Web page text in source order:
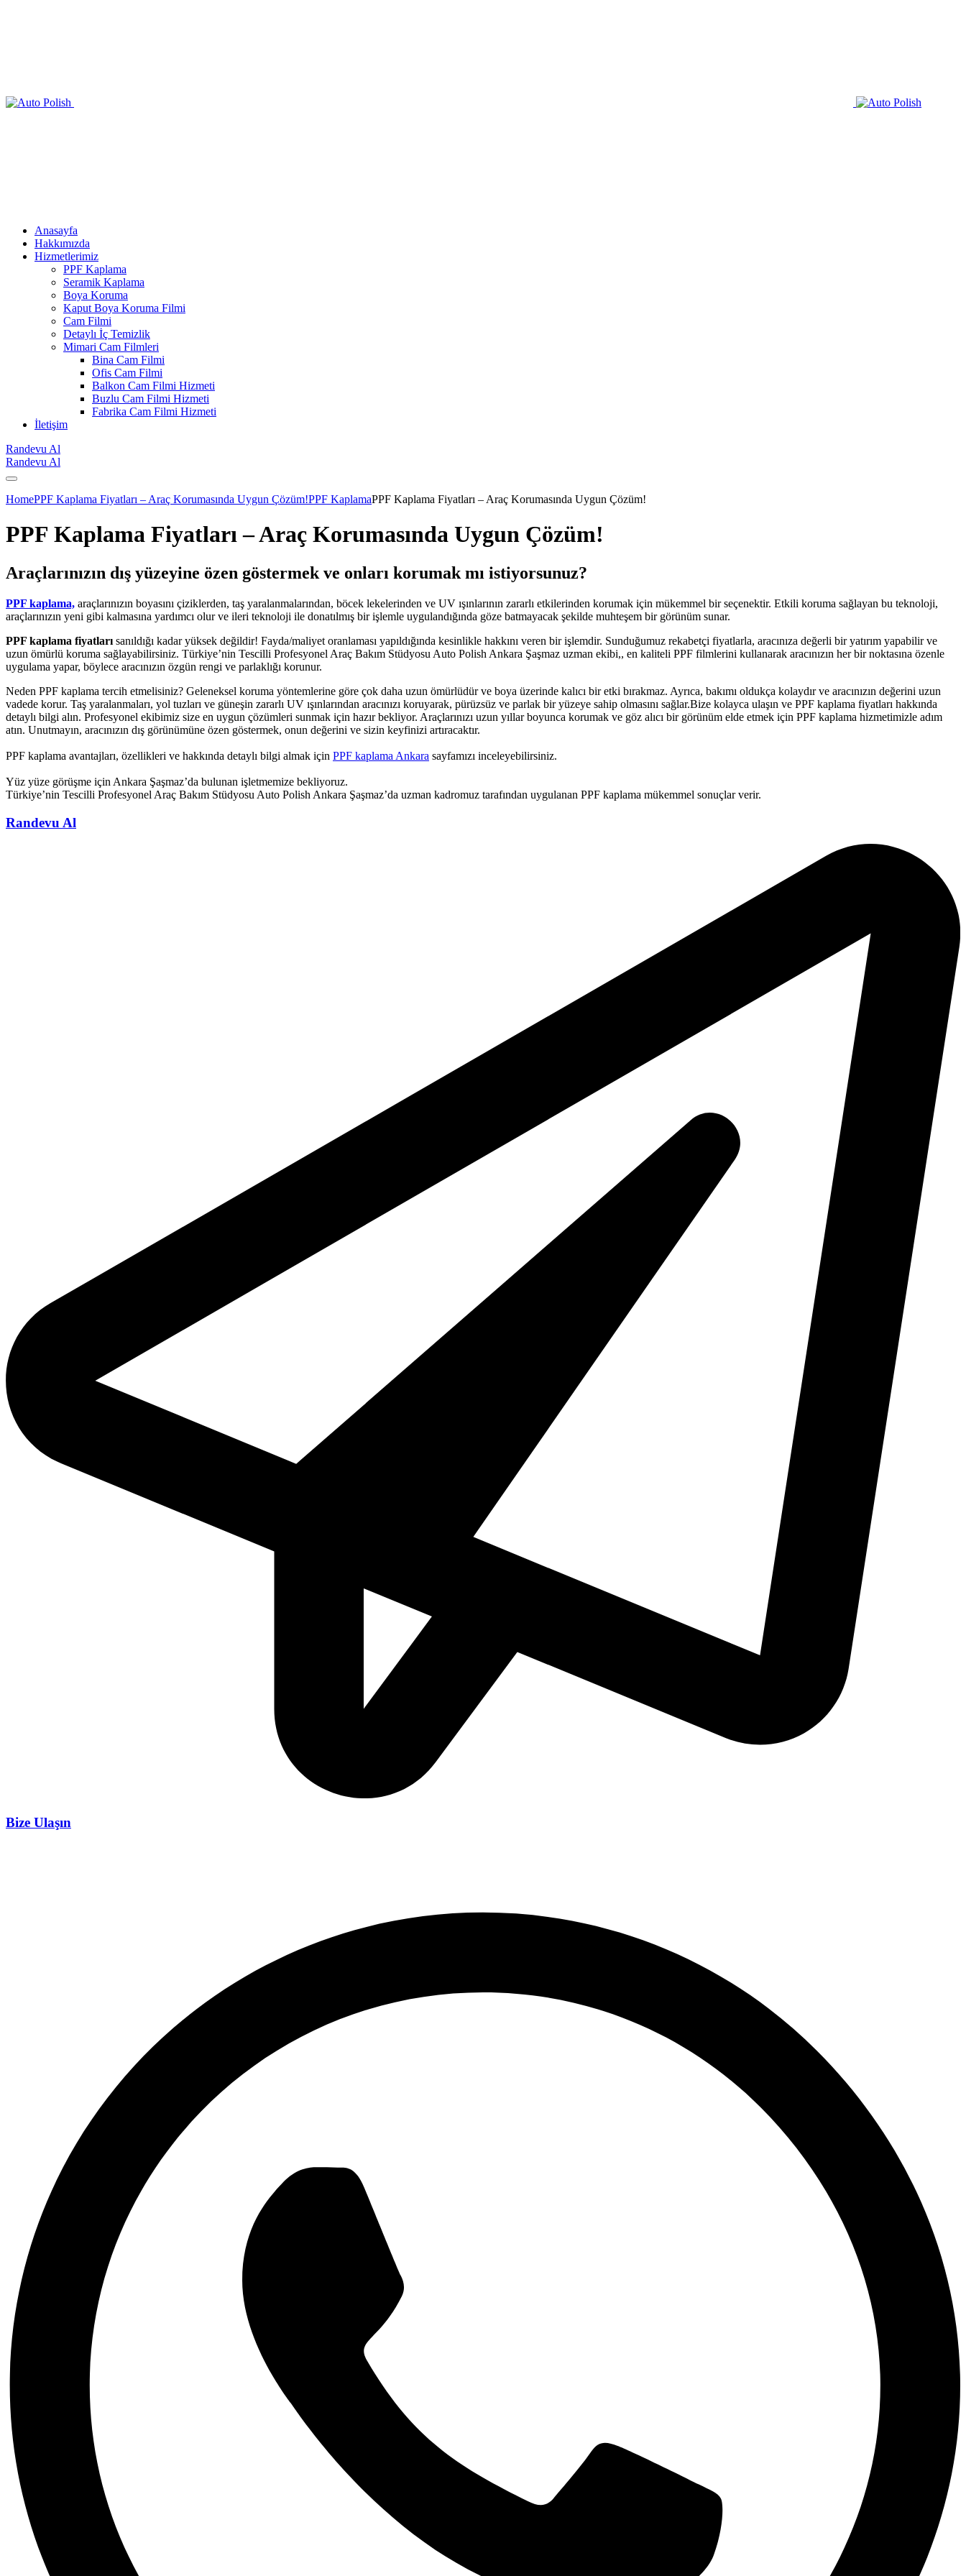
Anasayfa
Hakkımızda
Hizmetlerimiz
PPF Kaplama
Seramik Kaplama
Boya Koruma
Kaput Boya Koruma Filmi
Cam Filmi
Detaylı İç Temizlik
Mimari Cam Filmleri
Bina Cam Filmi
Ofis Cam Filmi
Balkon Cam Filmi Hizmeti
Buzlu Cam Filmi Hizmeti
Fabrika Cam Filmi Hizmeti
İletişim
Randevu Al
Randevu Al
HomePPF Kaplama Fiyatları – Araç Korumasında Uygun Çözüm!PPF KaplamaPPF Kaplama Fiyatları – Araç Korumasında Uygun Çözüm!
PPF Kaplama Fiyatları – Araç Korumasında Uygun Çözüm!
Araçlarınızın dış yüzeyine özen göstermek ve onları korumak mı istiyorsunuz?
PPF kaplama, araçlarınızın boyasını çiziklerden, taş yaralanmalarından, böcek lekelerinden ve UV ışınlarının zararlı etkilerinden korumak için mükemmel bir seçenektir. Etkili koruma sağlayan bu teknoloji,
araçlarınızın yeni gibi kalmasına yardımcı olur ve ileri teknoloji ile donatılmış bir işlemle uygulandığında göze batmayacak şekilde muhteşem bir görünüm sunar.
PPF kaplama fiyatları sanıldığı kadar yüksek değildir! Fayda/maliyet oranlaması yapıldığında kesinlikle hakkını veren bir işlemdir. Sunduğumuz rekabetçi fiyatlarla, aracınıza değerli bir yatırım yapabilir ve
uzun ömürlü koruma sağlayabilirsiniz. Türkiye’nin Tescilli Profesyonel Araç Bakım Stüdyosu Auto Polish Ankara Şaşmaz uzman ekibi,, en kaliteli PPF filmlerini kullanarak aracınızın her bir noktasına özenle
uygulama yapar, böylece aracınızın özgün rengi ve parlaklığı korunur.
Neden PPF kaplama tercih etmelisiniz? Geleneksel koruma yöntemlerine göre çok daha uzun ömürlüdür ve boya üzerinde kalıcı bir etki bırakmaz. Ayrıca, bakımı oldukça kolaydır ve aracınızın değerini uzun
vadede korur. Taş yaralanmaları, yol tuzları ve güneşin zararlı UV ışınlarından aracınızı koruyarak, pürüzsüz ve parlak bir yüzeye sahip olmasını sağlar.Bize kolayca ulaşın ve PPF kaplama fiyatları hakkında
detaylı bilgi alın. Profesyonel ekibimiz size en uygun çözümleri sunmak için hazır bekliyor. Araçlarınızı uzun yıllar boyunca korumak ve göz alıcı bir görünüm elde etmek için PPF kaplama hizmetimizle adım
atın. Unutmayın, aracınızın dış görünümüne özen göstermek, onun değerini ve sizin keyfinizi artıracaktır.
PPF kaplama avantajları, özellikleri ve hakkında detaylı bilgi almak için PPF kaplama Ankara sayfamızı inceleyebilirsiniz.
Yüz yüze görüşme için Ankara Şaşmaz’da bulunan işletmemize bekliyoruz.
Türkiye’nin Tescilli Profesyonel Araç Bakım Stüdyosu Auto Polish Ankara Şaşmaz’da uzman kadromuz tarafından uygulanan PPF kaplama mükemmel sonuçlar verir.
Randevu Al
Bize Ulaşın